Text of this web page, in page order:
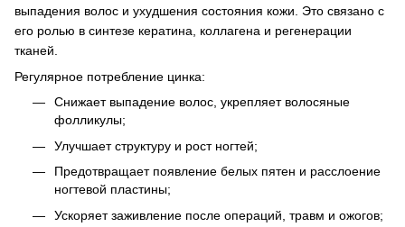
выпадения волос и ухудшения состояния кожи. Это связано с
его ролью в синтезе кератина, коллагена и регенерации
тканей.
Регулярное потребление цинка:
Снижает выпадение волос, укрепляет волосяные
фолликулы;
Улучшает структуру и рост ногтей;
Предотвращает появление белых пятен и расслоение
ногтевой пластины;
Ускоряет заживление после операций, травм и ожогов;